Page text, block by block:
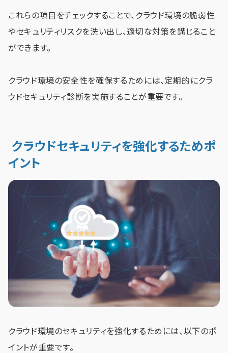
これらの項目をチェックすることで、クラウド環境の脆弱性
やセキュリティリスクを洗い出し、適切な対策を講じること
ができます。
クラウド環境の安全性を確保するためには、定期的にクラ
ウドセキュリティ診断を実施することが重要です。
クラウドセキュリティを強化するためポ
イント
クラウド環境のセキュリティを強化するためには、以下のポ
イントが重要です。